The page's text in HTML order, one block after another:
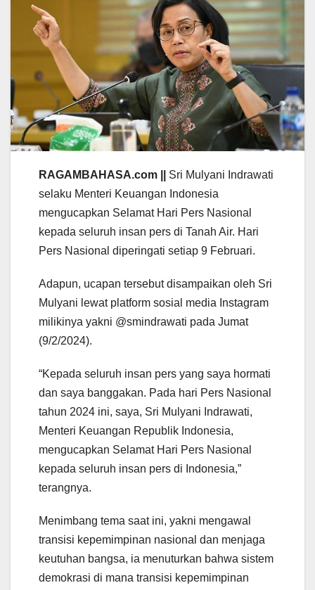
RAGAMBAHASA.com ||
Sri Mulyani Indrawati
selaku Menteri Keuangan Indonesia
mengucapkan Selamat Hari Pers Nasional
kepada seluruh insan pers di Tanah Air. Hari
Pers Nasional diperingati setiap 9 Februari.
Adapun, ucapan tersebut disampaikan oleh Sri
Mulyani lewat platform sosial media Instagram
milikinya yakni @smindrawati pada Jumat
(9/2/2024).
“Kepada seluruh insan pers yang saya hormati
dan saya banggakan. Pada hari Pers Nasional
tahun 2024 ini, saya, Sri Mulyani Indrawati,
Menteri Keuangan Republik Indonesia,
mengucapkan Selamat Hari Pers Nasional
kepada seluruh insan pers di Indonesia,”
terangnya.
Menimbang tema saat ini, yakni mengawal
transisi kepemimpinan nasional dan menjaga
keutuhan bangsa, ia menuturkan bahwa sistem
demokrasi di mana transisi kepemimpinan